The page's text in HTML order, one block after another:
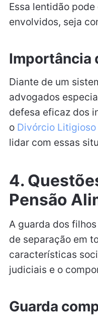
Essa lentidão
envolvidos, seja
Importância
Diante de um
advogados
defesa eficaz dos
o Divórcio
lidar com essas
4.
Pensão
A guarda dos
de separação em
características
judiciais e o
Guarda